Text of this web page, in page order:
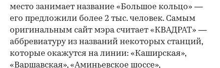
место занимает название «Большое кольцо» —
его предложили более 2 тыс. человек. Самым
оригинальным сайт мэра считает «КВАДРАТ» —
аббревиатуру из названий некоторых станций,
которые окажутся на линии: «Каширская»,
«Варшавская», «Аминьевское шоссе»,